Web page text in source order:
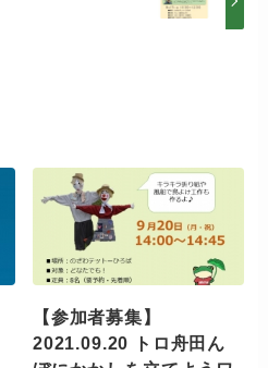
【参加者募集】
2021.09.20 トロ舟田ん